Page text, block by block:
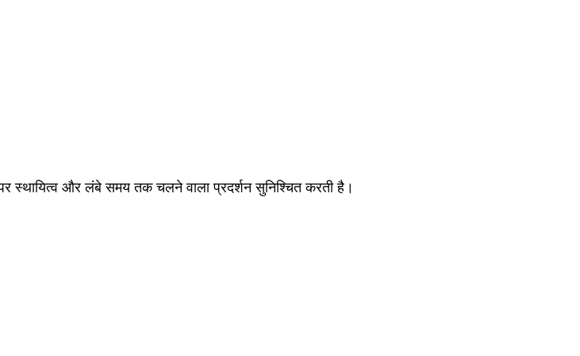
और लंबे समय तक चलने वाला प्रदर्शन सुनिश्चित करती है।